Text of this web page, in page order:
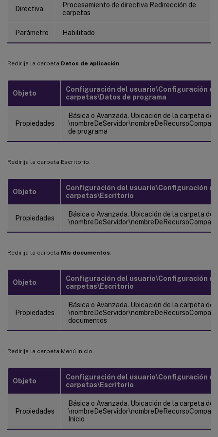
Directiva
Procesamiento de directiva Redirección de
carpetas
Parámetro Habilitado
Redirija la carpeta Datos de aplicación
Objeto
Configuración del usuario\Configuración
carpetas\Datos de programa
Propiedades
Básica o Avanzada. Ubicación de la carpeta de
de programa
Redirija la carpeta Escritorio.
Objeto
Configuración del usuario\Configuración
carpetas\Escritorio
Propiedades
Básica o Avanzada. Ubicación de la carpeta de
Redirija la carpeta Mis documentos
Objeto
Configuración del usuario\Configuración
carpetas\Escritorio
Propiedades
Básica o Avanzada. Ubicación de la carpeta de
documentos
Redirija la carpeta Menú Inicio.
Objeto
Configuración del usuario\Configuración
carpetas\Escritorio
Propiedades
Básica o Avanzada. Ubicación de la carpeta de
Inicio